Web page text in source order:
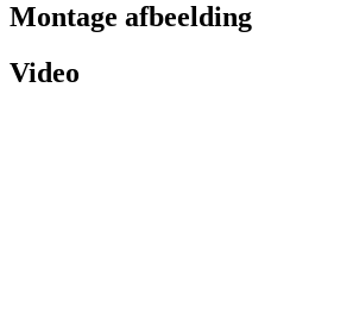
Montage afbeelding
Video